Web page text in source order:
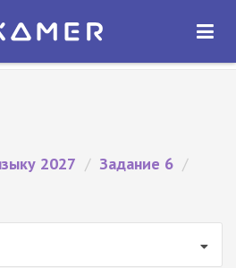
2027
ОТКРЫТЬ
2027 / Задание 6 /